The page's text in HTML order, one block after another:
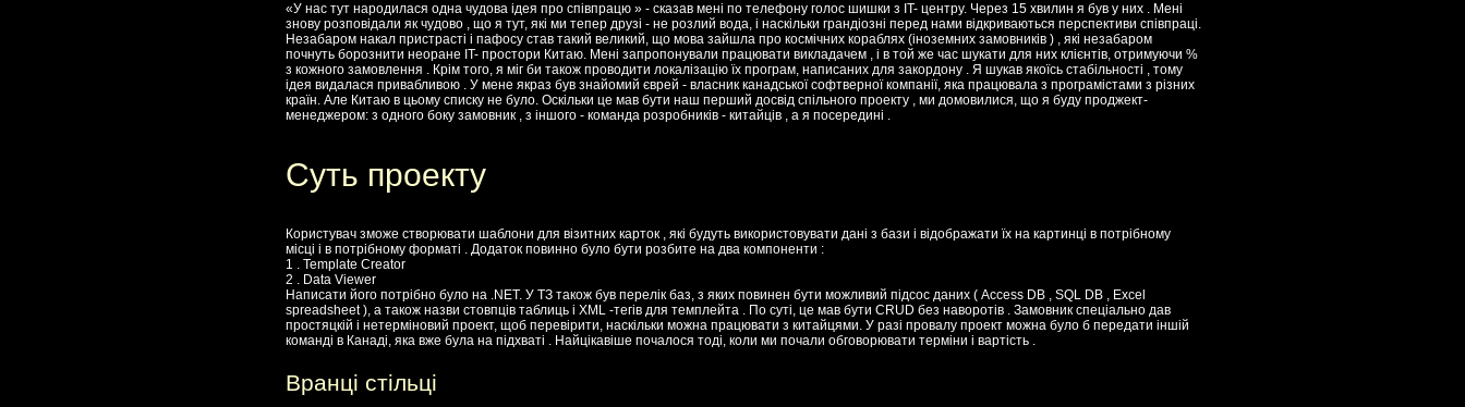
«У нас тут народилася одна чудова ідея про співпрацю » - сказав мені по телефону голос шишки з IT- центру. Через 15 хвилин я був у них . Мені
знову розповідали як чудово , що я тут, які ми тепер друзі - не розлий вода, і наскільки грандіозні перед нами відкриваються перспективи співпраці.
Незабаром накал пристрасті і пафосу став такий великий, що мова зайшла про космічних кораблях (іноземних замовників ) , які незабаром
почнуть борознити неоране IT- простори Китаю. Мені запропонували працювати викладачем , і в той же час шукати для них клієнтів, отримуючи %
з кожного замовлення . Крім того, я міг би також проводити локалізацію їх програм, написаних для закордону . Я шукав якоїсь стабільності , тому
ідея видалася привабливою . У мене якраз був знайомий єврей - власник канадської софтверної компанії, яка працювала з програмістами з різних
країн. Але Китаю в цьому списку не було. Оскільки це мав бути наш перший досвід спільного проекту , ми домовилися, що я буду проджект-
менеджером: з одного боку замовник , з іншого - команда розробників - китайців , а я посередині .
Суть проекту
Користувач зможе створювати шаблони для візитних карток , які будуть використовувати дані з бази і відображати їх на картинці в потрібному
місці і в потрібному форматі . Додаток повинно було бути розбите на два компоненти :
1 . Template Creator
2 . Data Viewer
Написати його потрібно було на .NET. У ТЗ також був перелік баз, з яких повинен бути можливий підсос даних ( Access DB , SQL DB , Excel
spreadsheet ), а також назви стовпців таблиць і XML -тегів для темплейта . По суті, це мав бути CRUD без наворотів . Замовник спеціально дав
простяцкій і нетерміновий проект, щоб перевірити, наскільки можна працювати з китайцями. У разі провалу проект можна було б передати іншій
команді в Канаді, яка вже була на підхваті . Найцікавіше почалося тоді, коли ми почали обговорювати терміни і вартість .
Вранці стільці